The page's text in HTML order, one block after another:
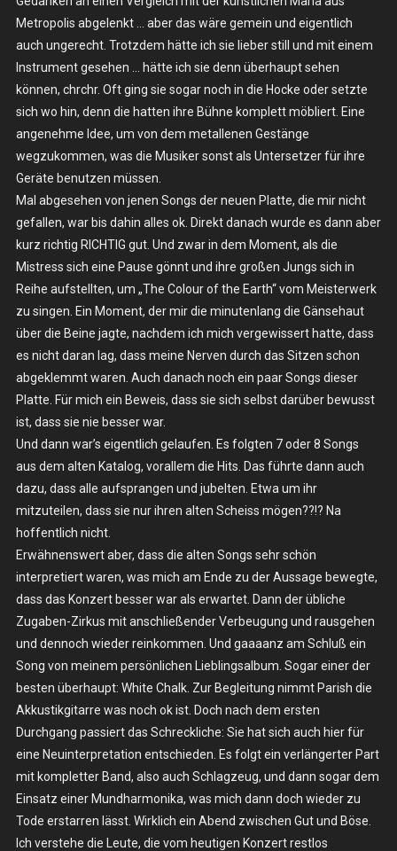
Metropolis abgelenkt … aber das wäre gemein und eigentlich
auch ungerecht. Trotzdem hätte ich sie lieber still und mit einem
Instrument gesehen … hätte ich sie denn überhaupt sehen
können, chrchr. Oft ging sie sogar noch in die Hocke oder setzte
sich wo hin, denn die hatten ihre Bühne komplett möbliert. Eine
angenehme Idee, um von dem metallenen Gestänge
wegzukommen, was die Musiker sonst als Untersetzer für ihre
Geräte benutzen müssen.
Mal abgesehen von jenen Songs der neuen Platte, die mir nicht
gefallen, war bis dahin alles ok. Direkt danach wurde es dann aber
kurz richtig RICHTIG gut. Und zwar in dem Moment, als die
Mistress sich eine Pause gönnt und ihre großen Jungs sich in
Reihe aufstellten, um „The Colour of the Earth“ vom Meisterwerk
zu singen. Ein Moment, der mir die minutenlang die Gänsehaut
über die Beine jagte, nachdem ich mich vergewissert hatte, dass
es nicht daran lag, dass meine Nerven durch das Sitzen schon
abgeklemmt waren. Auch danach noch ein paar Songs dieser
Platte. Für mich ein Beweis, dass sie sich selbst darüber bewusst
ist, dass sie nie besser war.
Und dann war’s eigentlich gelaufen. Es folgten 7 oder 8 Songs
aus dem alten Katalog, vorallem die Hits. Das führte dann auch
dazu, dass alle aufsprangen und jubelten. Etwa um ihr
mitzuteilen, dass sie nur ihren alten Scheiss mögen??!? Na
hoffentlich nicht.
Erwähnenswert aber, dass die alten Songs sehr schön
interpretiert waren, was mich am Ende zu der Aussage bewegte,
dass das Konzert besser war als erwartet. Dann der übliche
Zugaben-Zirkus mit anschließender Verbeugung und rausgehen
und dennoch wieder reinkommen. Und gaaaanz am Schluß ein
Song von meinem persönlichen Lieblingsalbum. Sogar einer der
besten überhaupt: White Chalk. Zur Begleitung nimmt Parish die
Akkustikgitarre was noch ok ist. Doch nach dem ersten
Durchgang passiert das Schreckliche: Sie hat sich auch hier für
eine Neuinterpretation entschieden. Es folgt ein verlängerter Part
mit kompletter Band, also auch Schlagzeug, und dann sogar dem
Einsatz einer Mundharmonika, was mich dann doch wieder zu
Tode erstarren lässt. Wirklich ein Abend zwischen Gut und Böse.
Ich verstehe die Leute, die vom heutigen Konzert restlos